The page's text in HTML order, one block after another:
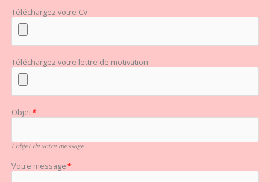
Téléchargez votre CV
Téléchargez votre lettre de motivation
Objet*
L'objet de votre message
Votre message*